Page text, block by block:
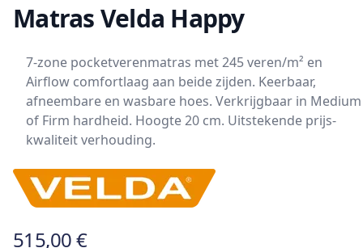
Matras Velda Happy
7-zone pocketverenmatras met 245 veren/m² en
Airflow comfortlaag aan beide zijden. Keerbaar,
afneembare en wasbare hoes. Verkrijgbaar in Medium
of Firm hardheid. Hoogte 20 cm. Uitstekende prijs-
kwaliteit verhouding.
515,00 €